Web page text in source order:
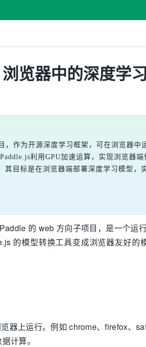
览器中的深度学
，作为开源深度学习框架，可在浏览器
利用GPU加速运算，实现浏览器
目标是在浏览器端部署深度学习模型，
的 web 方向子项目，是一个运
的模型转换工具变成浏览器友好
器上运行。例如 chrome、firefox、
计算。